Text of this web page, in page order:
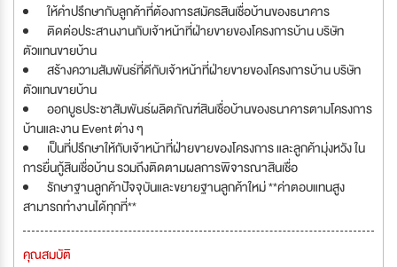
ให้คำปรึกษากับลูกค้าที่ต้องการสมัครสินเชื่อบ้านของธนาคาร
ติดต่อประสานงานกับเจ้าหน้าที่ฝ่ายขายของโครงการบ้าน บริษัท
ตัวแทนขายบ้าน
สร้างความสัมพันธ์ที่ดีกับเจ้าหน้าที่ฝ่ายขายของโครงการบ้าน บริษัท
ตัวแทนขายบ้าน
ออกบูธประชาสัมพันธ์ผลิตภัณฑ์สินเชื่อบ้านของธนาคารตามโครงการ
บ้านและงาน Event ต่าง ๆ
เป็นที่ปรึกษาให้กับเจ้าหน้าที่ฝ่ายขายของโครงการ และลูกค้ามุ่งหวัง ใน
การยื่นกู้สินเชื่อบ้าน รวมถึงติดตามผลการพิจารณาสินเชื่อ
รักษาฐานลูกค้าปัจจุบันและขยายฐานลูกค้าใหม่ **ค่าตอบแทนสูง
สามารถทำงานได้ทุกที่**
คุณสมบัติ